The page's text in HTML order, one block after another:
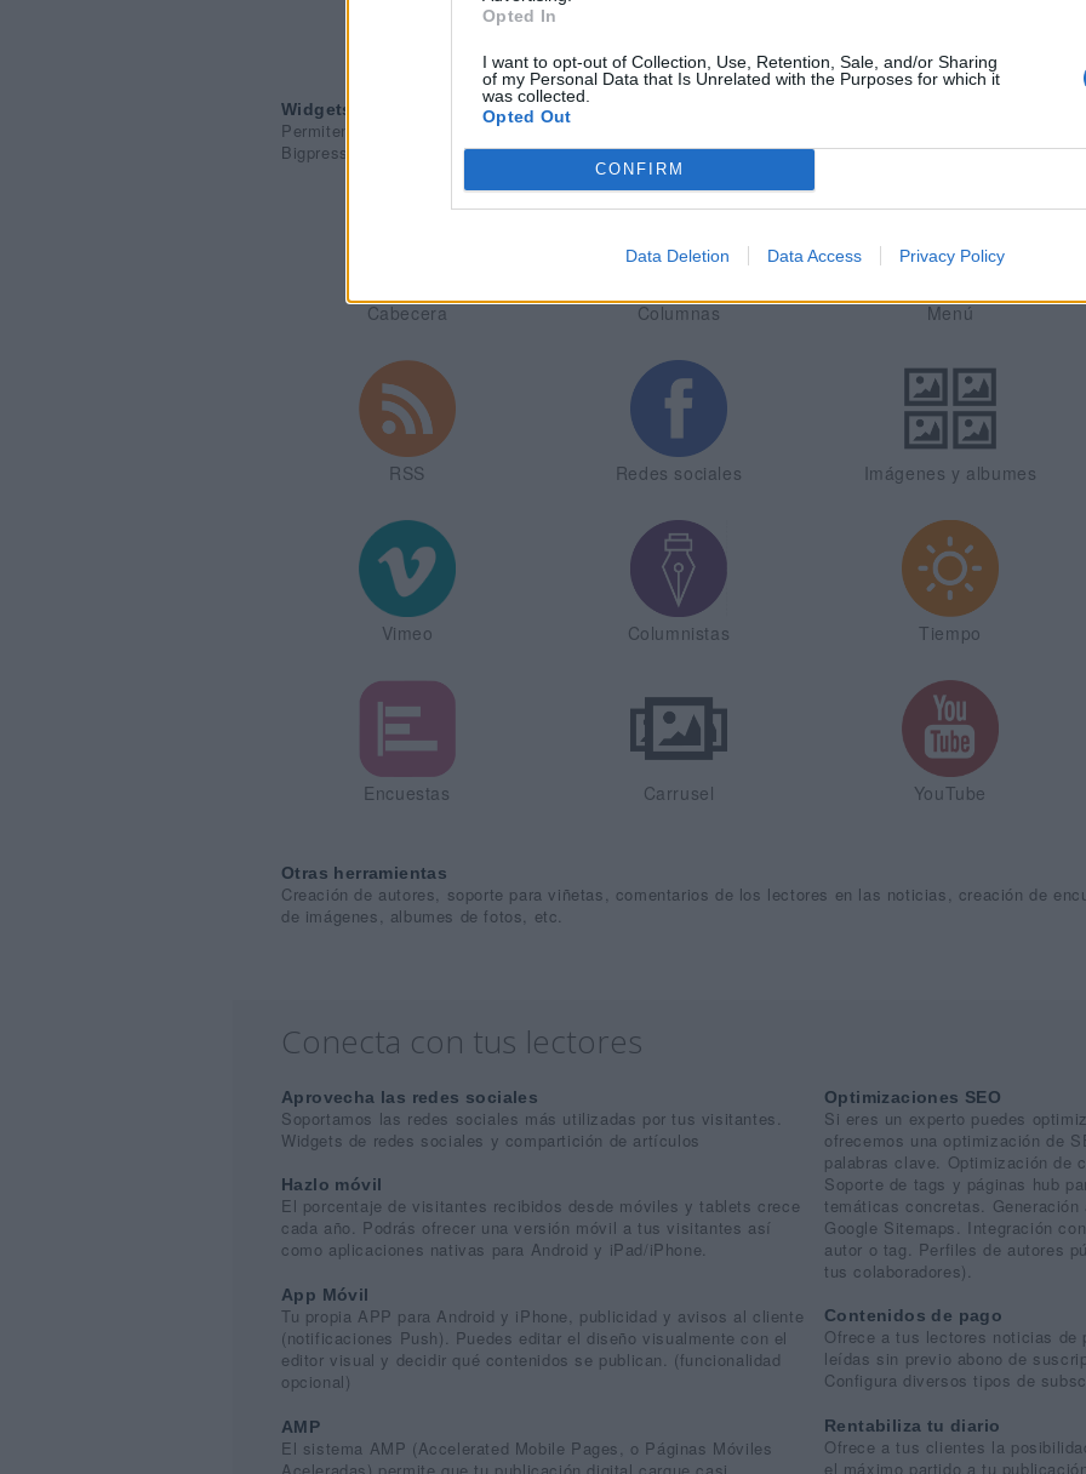
Opted In
I want to opt-out of Collection, Use, Retention, Sale, and/or Sharing
of my Personal Data that Is Unrelated with the Purposes for which it
was collected.
Opted Out
CONFIRM
Data Deletion Data Access Privacy Policy
configurables, sin conocimientos de HTML.
Widgets disponibles
Permiten al maquetador combinarlos entre sí de infinitas maneras. A continuación mostramos un
Bigpress CMS. Todos estos disponen de múltiples opciones para ajustar el diseño y organización:
Cabecera Columnas Menú
RSS Redes sociales Imágenes y albumes
Vimeo Columnistas Tiempo
Encuestas Carrusel YouTube
Otras herramientas
Creación de autores, soporte para viñetas, comentarios de los lectores en las noticias, creación de
de imágenes, albumes de fotos, etc.
Conecta con tus lectores
Aprovecha las redes sociales
Soportamos las redes sociales más utilizadas por tus visitantes.
Widgets de redes sociales y compartición de artículos
Hazlo móvil
El porcentaje de visitantes recibidos desde móviles y tablets crece
cada año. Podrás ofrecer una versión móvil a tus visitantes así
como aplicaciones nativas para Android y iPad/iPhone.
App Móvil
Tu propia APP para Android y iPhone, publicidad y avisos al cliente
(notificaciones Push). Puedes editar el diseño visualmente con el
editor visual y decidir qué contenidos se publican. (funcionalidad
opcional)
AMP
El sistema AMP (Accelerated Mobile Pages, o Páginas Móviles
Aceleradas) permite que tu publicación digital cargue casi
Optimizaciones SEO
Si eres un experto puedes
ofrecemos una optimización de
palabras clave. Optimización de
Soporte de tags y páginas hub
temáticas concretas.
Google Sitemaps. Integración
autor o tag. Perfiles de autores
tus colaboradores).
Contenidos de pago
Ofrece a tus lectores noticias de
leídas sin previo abono de
Configura diversos tipos de
Rentabiliza tu diario
Ofrece a tus clientes la
el máximo partido a tu